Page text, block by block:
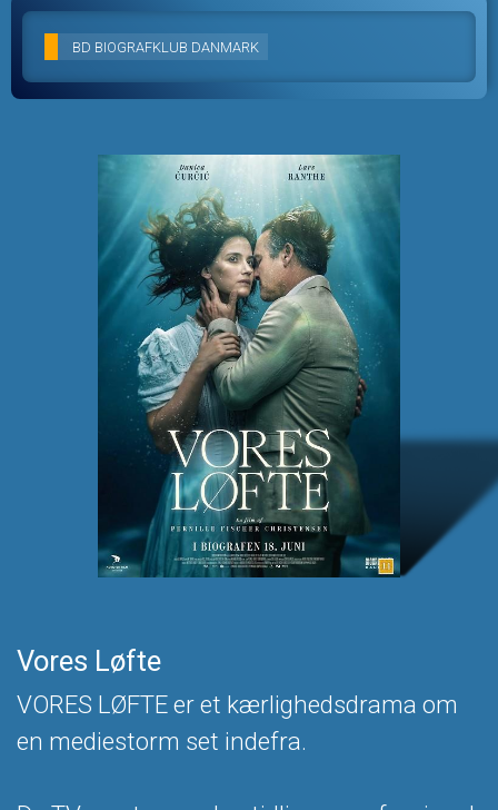
BD BIOGRAFKLUB DANMARK
Vores Løfte
VORES LØFTE er et kærlighedsdrama om
en mediestorm set indefra.